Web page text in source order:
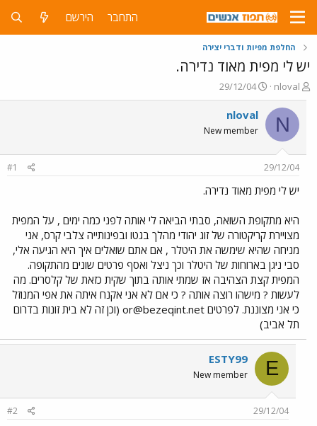
התחבר הירשם
החלפת מפיות ודברי יצירה
יש לי מפית מאוד נדירה.
פ
ו
ת
ח
ה
ש
א
nloval
פ
ו
ר
ם
ר
29/12/04
N
nloval
New member
29/12/04
#1
יש לי מפית מאוד נדירה.
היא מתקופת השואה, סבתי הביאה לי אותה לפני כמה ימים , על המפית
מצויירת קריקטורה של זוג יהודי מהלך בגטו ובפינותייה צלבי קרס, אני
מניחה שהיא שימשה את היטלר , אם אתם שואלים איך היא הגיעה אלי,
סבי ניגן בארוחות של היטלר וכך ניצל ואסף פרטים שונים מהתקופה.
המפית קצת הצהיבה אז שמתי אותה בתוך שקית כזאת של קלסרים. מה
לעשות ? מישהו רוצה אותה ? כי אם לא אני אקנח איתה את אפי המנוזל
כי אני מצוננת. לפרטים or@bezeqint.net (וכן זה לא בית זונות בדרום
תל אביב)
E
ESTY99
New member
29/12/04
#2